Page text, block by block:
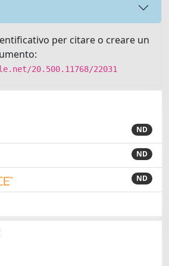
per citare o creare un
20.500.11768/22031
ND
ND
ND